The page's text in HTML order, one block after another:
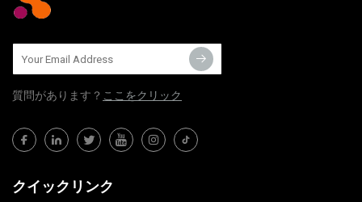
質問​​があります？ ここをクリック
クイックリンク